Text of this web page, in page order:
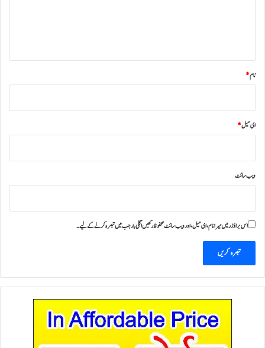
نام*
ای میل*
ویب‌ سائٹ
اس براؤزر میں میرا نام، ای میل، اور ویب سائٹ محفوظ رکھیں اگلی بار جب میں تبصرہ کرنے کےلیے۔